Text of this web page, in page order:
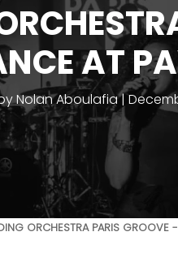
AT
Nolan Aboulafia
ORCHESTRA PARIS GROOVE